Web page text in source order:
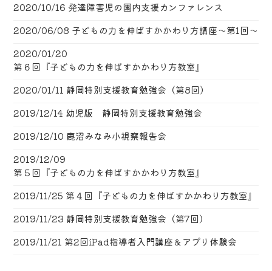
2020/10/16 発達障害児の園内支援カンファレンス
2020/06/08 子どもの力を伸ばすかかわり方講座〜第1回〜
2020/01/20
第６回『子どもの力を伸ばすかかわり方教室』
2020/01/11 静岡特別支援教育勉強会（第8回）
2019/12/14 幼児版 静岡特別支援教育勉強会
2019/12/10 鹿沼みなみ小視察報告会
2019/12/09
第５回『子どもの力を伸ばすかかわり方教室』
2019/11/25 第４回『子どもの力を伸ばすかかわり方教室』
2019/11/23 静岡特別支援教育勉強会（第7回）
2019/11/21 第2回iPad指導者入門講座＆アプリ体験会